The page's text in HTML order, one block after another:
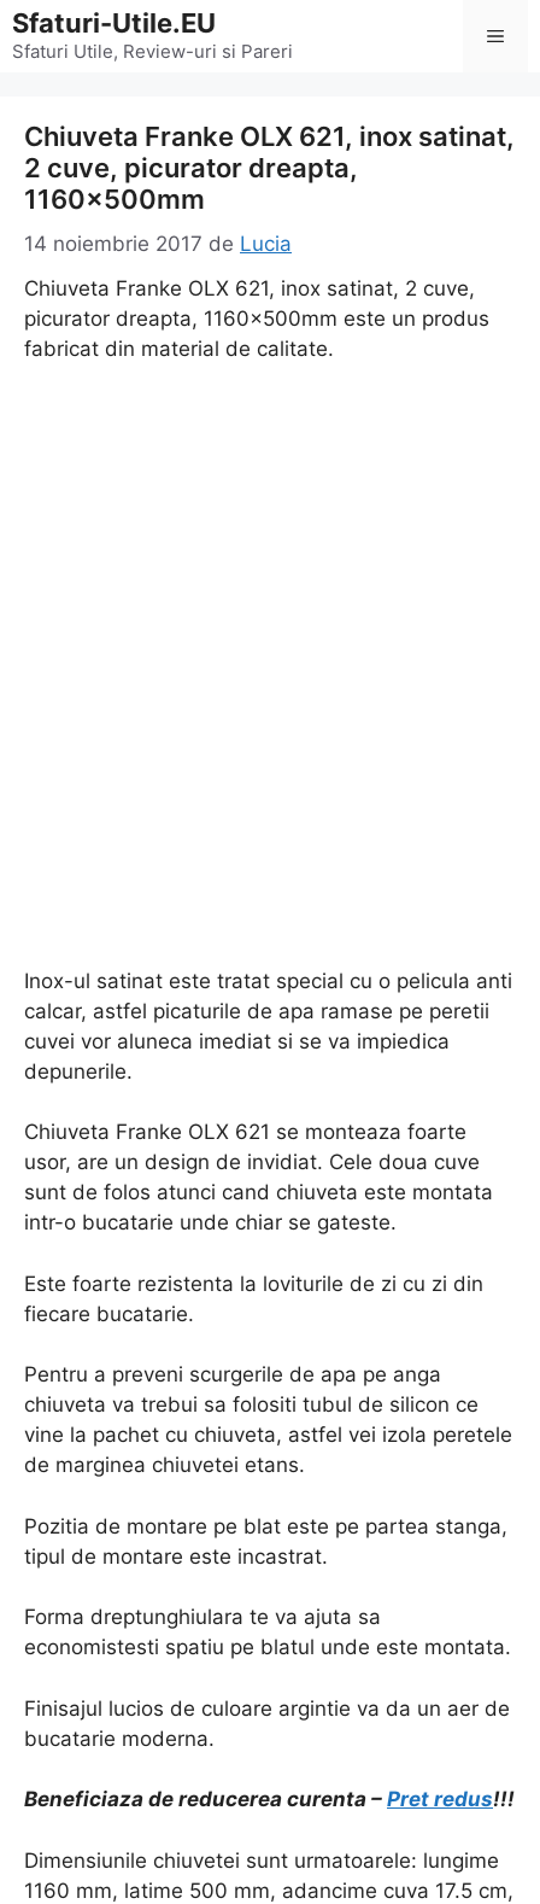
Sari
la
Sfaturi-Utile.EU
Sfaturi Utile, Review-uri si Pareri
Chiuveta Franke OLX 621, inox satinat,
2 cuve, picurator dreapta,
1160x500mm
14 noiembrie 2017 de Lucia
Chiuveta Franke OLX 621, inox satinat, 2 cuve,
picurator dreapta, 1160x500mm este un produs
fabricat din material de calitate.
Inox-ul satinat este tratat special cu o pelicula anti
calcar, astfel picaturile de apa ramase pe peretii
cuvei vor aluneca imediat si se va impiedica
depunerile.
Chiuveta Franke OLX 621 se monteaza foarte
usor, are un design de invidiat. Cele doua cuve
sunt de folos atunci cand chiuveta este montata
intr-o bucatarie unde chiar se gateste.
Este foarte rezistenta la loviturile de zi cu zi din
fiecare bucatarie.
Pentru a preveni scurgerile de apa pe anga
chiuveta va trebui sa folositi tubul de silicon ce
vine la pachet cu chiuveta, astfel vei izola peretele
de marginea chiuvetei etans.
Pozitia de montare pe blat este pe partea stanga,
tipul de montare este incastrat.
Forma dreptunghiulara te va ajuta sa
economistesti spatiu pe blatul unde este montata.
Finisajul lucios de culoare argintie va da un aer de
bucatarie moderna.
Beneficiaza de reducerea curenta – Pret redus!!!
Dimensiunile chiuvetei sunt urmatoarele: lungime
1160 mm, latime 500 mm, adancime cuva 17.5 cm,